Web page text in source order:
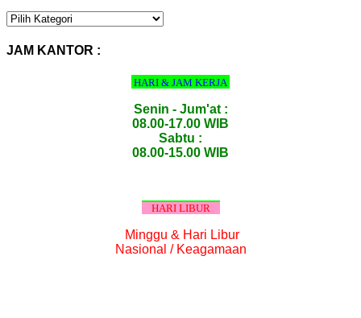
KATEGORI
JAM KANTOR :
HARI & JAM KERJA
Senin - Jum'at :
08.00-17.00 WIB
Sabtu :
08.00-15.00 WIB
HARI LIBUR
Minggu & Hari Libur
Nasional / Keagamaan